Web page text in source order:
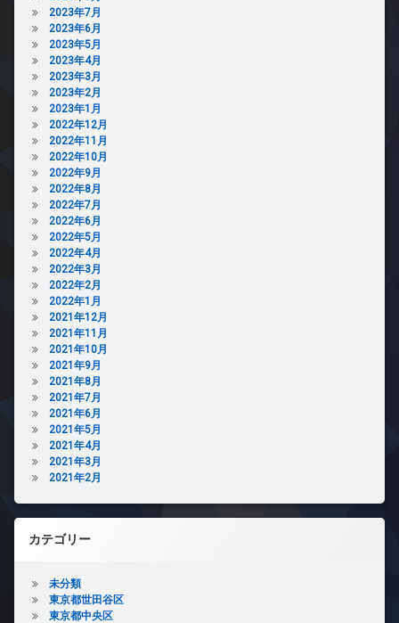
2023年7月
2023年6月
2023年5月
2023年4月
2023年3月
2023年2月
2023年1月
2022年12月
2022年11月
2022年10月
2022年9月
2022年8月
2022年7月
2022年6月
2022年5月
2022年4月
2022年3月
2022年2月
2022年1月
2021年12月
2021年11月
2021年10月
2021年9月
2021年8月
2021年7月
2021年6月
2021年5月
2021年4月
2021年3月
2021年2月
カテゴリー
未分類
東京都世田谷区
東京都中央区